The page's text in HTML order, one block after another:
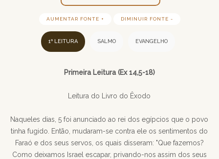
AUMENTAR FONTE + DIMINUIR FONTE -
1ª LEITURA SALMO EVANGELHO
Primeira Leitura (Ex 14,5-18)
Leitura do Livro do Êxodo
Naqueles dias, 5 foi anunciado ao rei dos egípcios que o povo
tinha fugido. Então, mudaram-se contra ele os sentimentos do
Faraó e dos seus servos, os quais disseram: "Que fazemos?
Como deixamos Israel escapar, privando-nos assim dos seus